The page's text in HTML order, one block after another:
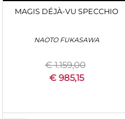
MAGIS DÉJÀ-VU SPECCHIO
NAOTO FUKASAWA
€ 1.159,00
€ 985,15